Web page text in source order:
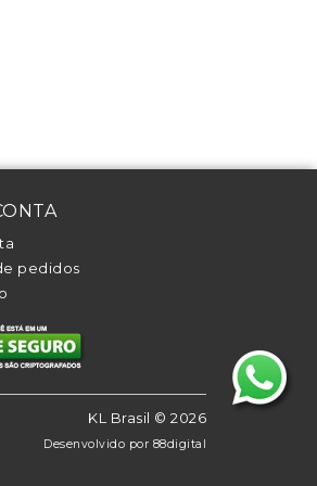
pedidos
KL Brasil © 2026
Desenvolvido por 88digital